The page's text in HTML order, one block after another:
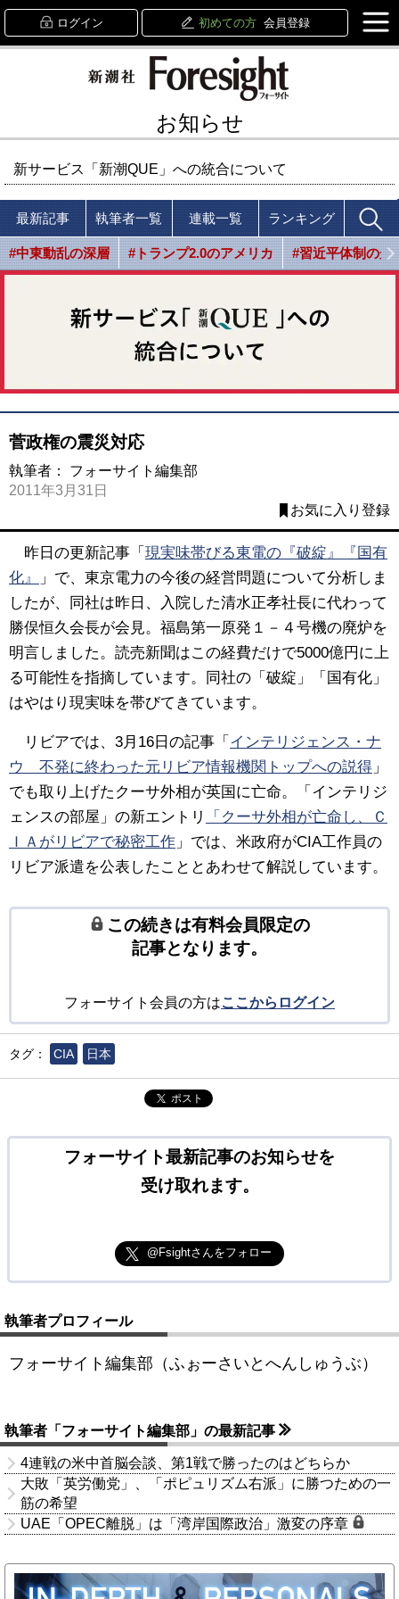
ログイン 初めての方 会員登録
お知らせ
新サービス「新潮QUE」への統合について
最新記事 執筆者一覧 連載一覧 ランキング
#中東動乱の深層 #トランプ2.0のアメリカ #習近平体制の光
菅政権の震災対応
執筆者： フォーサイト編集部
2011年3月31日
お気に入り登録
昨日の更新記事「 現実味帯びる東電の『破綻』『国有
化』
」で、東京電力の今後の経営問題について分析しま
したが、同社は昨日、入院した清水正孝社長に代わって
勝俣恒久会長が会見。福島第一原発１－４号機の廃炉を
明言しました。読売新聞はこの経費だけで5000億円に上
る可能性を指摘しています。同社の「破綻」「国有化」
はやはり現実味を帯びてきています。
リビアでは、3月16日の記事「 インテリジェンス・ナ
ウ 不発に終わった元リビア情報機関トップへの説得 」
でも取り上げたクーサ外相が英国に亡命。「インテリジ
ェンスの部屋」の新エントリ
「クーサ外相が亡命し、Ｃ
ＩＡがリビアで秘密工作 」では、米政府がCIA工作員の
リビア派遣を公表したこととあわせて解説しています。
この続きは有料会員限定の
記事となります。
フォーサイト会員の方はここからログイン
タグ： CIA 日本
ポスト
フォーサイト最新記事のお知らせを
受け取れます。
@Fsightさんをフォロー
執筆者プロフィール
フォーサイト編集部（ふぉーさいとへんしゅうぶ）
執筆者「フォーサイト編集部」の最新記事
4連戦の米中首脳会談、第1戦で勝ったのはどちらか
大敗「英労働党」、「ポピュリズム右派」に勝つための一
筋の希望
UAE「OPEC離脱」は「湾岸国際政治」激変の序章